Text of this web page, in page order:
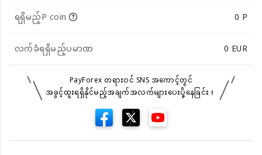
ရရှိမည့်P coin
0 P
လက်ခံရရှိမည့်ပမာဏ
0 EUR
PayForex တရားဝင် SNS အကောင့်တွင်
အခွင့်ထူးရရှိနိုင်မည့်အချက်အလက်များပေးပို့နေခြင်း！